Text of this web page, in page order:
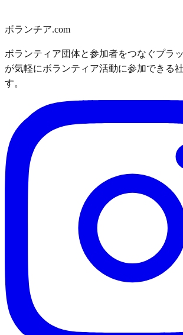
ボランチア.com
ボランティア団体と参加者をつなぐプラ
が気軽にボランティア活動に参加できる
す。